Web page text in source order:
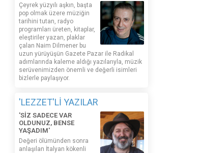
Çeyrek yüzyılı aşkın, başta
pop olmak üzere müziğin
tarihini tutan, radyo
programları üreten, kitaplar,
eleştiriler yazan, plaklar
çalan Naim Dilmener bu
uzun yürüyüşün Gazete Pazar ile Radikal
adımlarında kaleme aldığı yazılarıyla, müzik
serüvenimizden önemli ve değerli isimleri
bizlerle paylaşıyor.
'LEZZET'Lİ YAZILAR
'SİZ SADECE VAR
OLDUNUZ, BENSE
YAŞADIM'
Değeri ölümünden sonra
anlaşılan İtalyan kökenli